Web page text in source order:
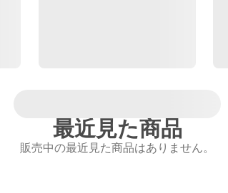
最近見た商品
販売中の最近見た商品はありません。